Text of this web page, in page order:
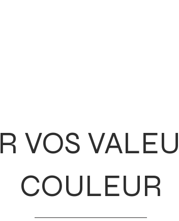
VOS
COULEUR